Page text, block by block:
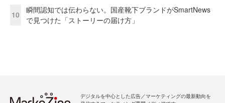
10
瞬間認知では伝わらない。国産靴下ブランドがSmartNews
で見つけた「ストーリーの届け方」
デジタルを中心とした広告／マーケティングの最新動向を